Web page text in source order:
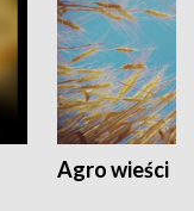
Agro wieści